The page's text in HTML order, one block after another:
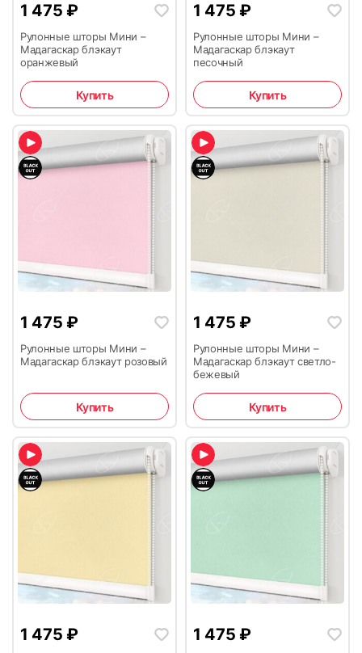
1 475 ₽
Рулонные шторы Мини –
Мадагаскар блэкаут
оранжевый
Купить
1 475 ₽
Рулонные шторы Мини –
Мадагаскар блэкаут
песочный
Купить
1 475 ₽
Рулонные шторы Мини –
Мадагаскар блэкаут розовый
Купить
1 475 ₽
Рулонные шторы Мини –
Мадагаскар блэкаут светло-
бежевый
Купить
1 475 ₽ 1 475 ₽